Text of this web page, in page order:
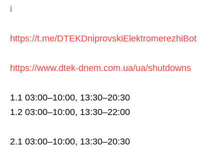
i
https://t.me/DTEKDniprovskiElektromerezhiBot
https://www.dtek-dnem.com.ua/ua/shutdowns
1.1 03:00–10:00, 13:30–20:30
1.2 03:00–10:00, 13:30–22:00
2.1 03:00–10:00, 13:30–20:30